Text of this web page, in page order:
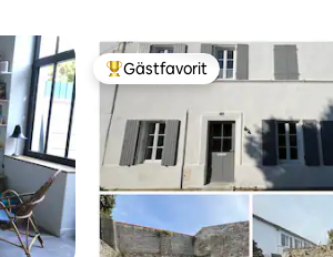
Populär gästfavorit
Gästfavorit